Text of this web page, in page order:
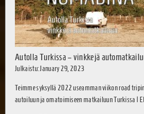
Autolla Turkissa – vinkkejä
Julkaistu: January 29, 2023
Teimme syksyllä 2022 useamman viikon road
autoiluun ja omatoimiseen matkailuun Turkissa |